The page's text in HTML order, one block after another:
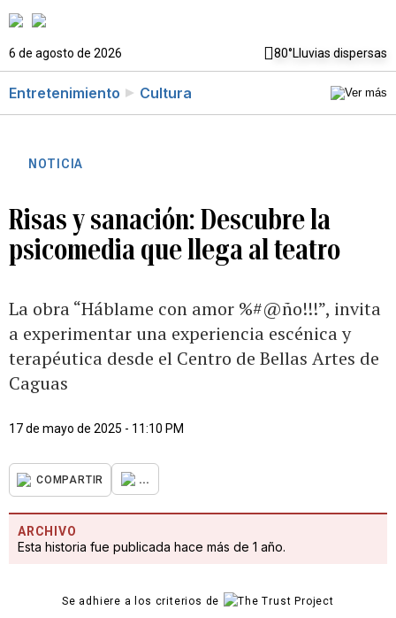
6 de agosto de 2026 80°Lluvias dispersas
Entretenimiento Cultura
NOTICIA
Risas y sanación: Descubre la
psicomedia que llega al teatro
La obra “Háblame con amor %#@ño!!!”, invita
a experimentar una experiencia escénica y
terapéutica desde el Centro de Bellas Artes de
Caguas
17 de mayo de 2025 - 11:10 PM
COMPARTIR ...
ARCHIVO
Esta historia fue publicada hace más de 1 año.
Se adhiere a los criterios de